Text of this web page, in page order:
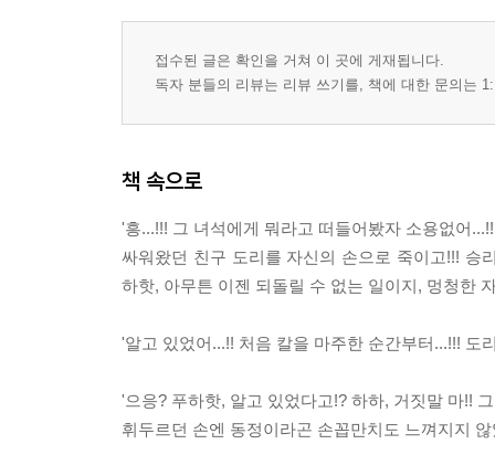
접수된 글은 확인을 거쳐 이 곳에 게재됩니다.
독자 분들의 리뷰는 리뷰 쓰기를, 책에 대한 문의는
책 속으로
'흥...!!! 그 녀석에게 뭐라고 떠들어봤자 소용없어
싸워왔던 친구 도리를 자신의 손으로 죽이고!!! 승
하핫, 아무튼 이젠 되돌릴 수 없는 일이지, 멍청한
'알고 있었어...!! 처음 칼을 마주한 순간부터...!!! 도
'으응? 푸하핫, 알고 있었다고!? 하하, 거짓말 마!!
휘두르던 손엔 동정이라곤 손꼽만치도 느껴지지